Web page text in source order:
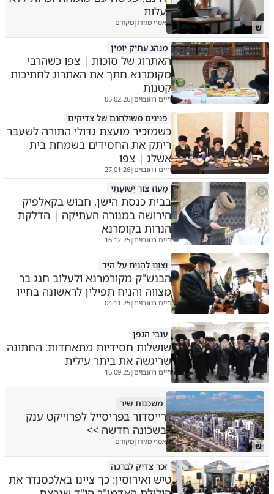
ש
עלות
אסף מגידו|מקודם
מנהג עתיק יומין
האתרוג של סוכות | צפו כשהרבי
מקומרנא חתך את האתרוג לחתיכות
קטנות
חיים רוזנבוים|
05.02.26
פנינים משולחנם של צדיקים
כשמזכיר מועצת גדולי התורה לשעבר
ריתק את החסידים בשמחת בית
אשלג | צפו
חיים רוזנבוים|
27.01.26
מָעוֹז צוּר יְשׁוּעָתִי
בבית כנסת הישן, חבוש בקאלפיק
הירושה במנורה העתיקה | הדלקת
הנרות בקומרנא
חיים רוזנבוים|
16.12.25
וְצִוָּנוּ לְהָנִיחַ עַל הַיָּד
הבנש"ק מקורמרנא ולעלוב חגג בר
מצווה והניח תפילין לראשונה בחייו
חיים רוזנבוים|
04.11.25
ענבי הגפן
שושלות חסידיות מתאחדות: החתונה
שריגשה את ביתר עילית
חיים רוזנבוים|
16.09.25
ש
משכנות שיר
רייסדור בפריסייל לפרוייקט ענק
בשכונה חדשה >>
אסף מגידו|מקודם
זכר צדיק לברכה
טיש ואירוסין: כך ציינו באלכסנדר את